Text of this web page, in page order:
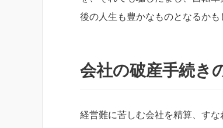
後の人生も豊かなものとなるかも
会社の破産手続き
経営難に苦しむ会社を精算、す